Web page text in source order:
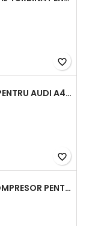
favorite_border
CARTUȘ TURBINĂ PENTRU AUDI A4, A6, SKODA SUPERB ȘI VW PASSAT, MOTOR DIESEL 1.9 TDI
favorite_border
CARTUȘ TURBOCOMPRESOR PENTRU VW, AUDI, SEAT, SKODA - MOTOR DIESEL 2.0 TDI